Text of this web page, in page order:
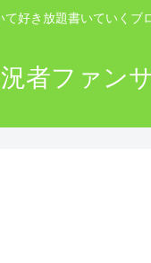
好き放題書いていくブ
者ファン